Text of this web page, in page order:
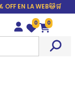
OFF EN LA WEB🐱🛒
Wishlist
0
Carrito
0